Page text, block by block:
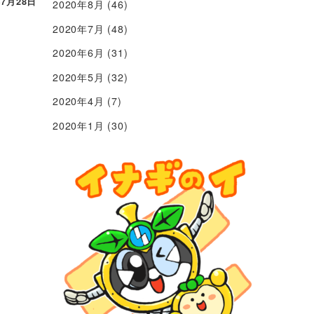
2020年8月 (46)
2020年7月 (48)
2020年6月 (31)
2020年5月 (32)
2020年4月 (7)
2020年1月 (30)